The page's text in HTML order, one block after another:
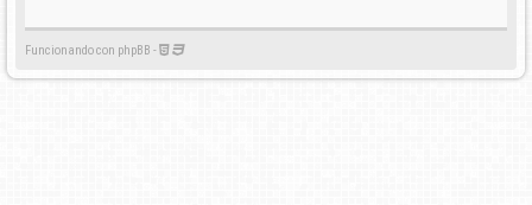
Funcionando con phpBB -